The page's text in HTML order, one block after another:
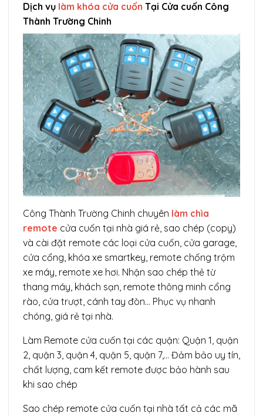
Dịch vụ làm khóa cửa cuốn Tại Cửa cuốn Công
Thành Trường Chinh
Công Thành Trường Chinh chuyên làm chìa
remote cửa cuốn tại nhà giá rẻ, sao chép (copy)
và cài đặt remote các loại cửa cuốn, cửa garage,
cửa cổng, khóa xe smartkey, remote chống trộm
xe máy, remote xe hơi. Nhận sao chép thẻ từ
thang máy, khách sạn, remote thông minh cổng
rào, cửa trượt, cánh tay đòn… Phục vụ nhanh
chóng, giá rẻ tại nhà.
Làm Remote cửa cuốn tại các quận: Quận 1, quận
2, quận 3, quận 4, quận 5, quận 7,… Đảm bảo uy tín,
chất lượng, cam kết remote được bảo hành sau
khi sao chép
Sao chép remote cửa cuốn tại nhà tất cả các mã